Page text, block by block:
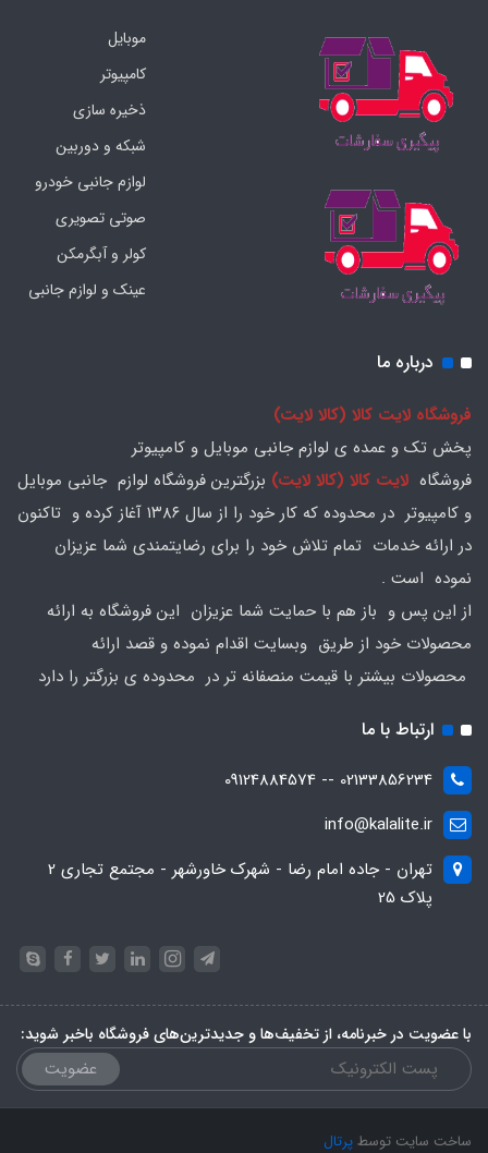
موبایل
کامپیوتر
ذخیره سازی
شبکه و دوربین
لوازم جانبی خودرو
صوتی تصویری
کولر و آبگرمکن
عینک و لوازم جانبی
درباره ما
فروشگاه لایت کالا (کالا لایت)
پخش تک و عمده ی لوازم جانبی موبایل و کامپیوتر
فروشگاه لایت کالا (کالا لایت) بزرگترین فروشگاه لوازم جانبی موبایل
و کامپیوتر در محدوده که کار خود را از سال ۱۳۸۶ آغاز کرده و تاکنون
در ارائه خدمات تمام تلاش خود را برای رضایتمندی شما عزیزان
نموده است .
از این پس و باز هم با حمایت شما عزیزان این فروشگاه به ارائه
محصولات خود از طریق وبسایت اقدام نموده و قصد ارائه
محصولات بیشتر با قیمت منصفانه تر در محدوده ی بزرگتر را دارد
ارتباط با ما
02133856234 -- 09124884574
info@kalalite.ir
تهران - جاده امام رضا - شهرک خاورشهر - مجتمع تجاری 2
پلاک 25
با عضویت در خبرنامه، از تخفیف‌ها و جدیدترین‌های فروشگاه باخبر شوید:
عضویت
ساخت سایت توسطپرتال